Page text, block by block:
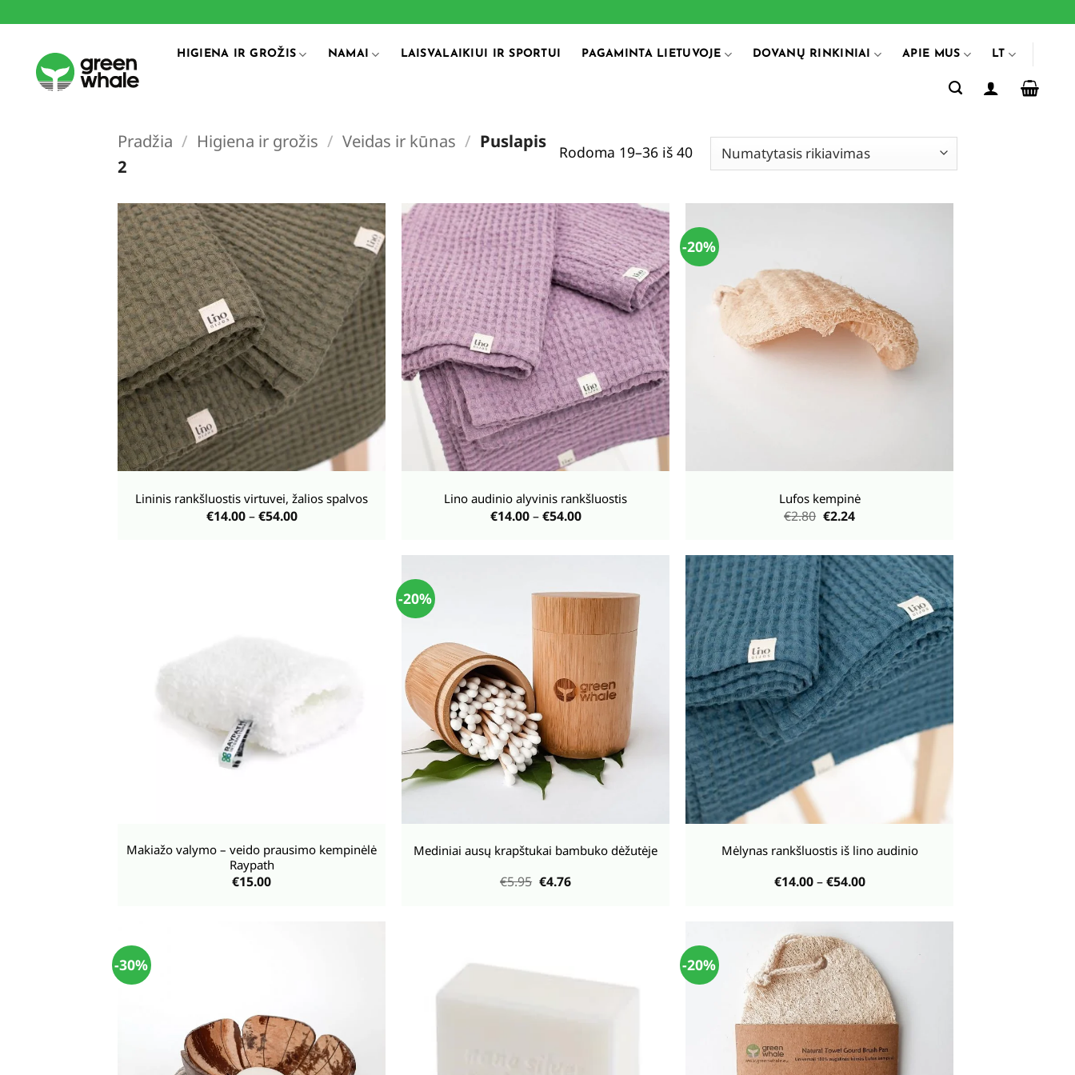
content
HIGIENA IR GROŽIS NAMAI LAISVALAIKIUI IR SPORTUI PAGAMINTA LIETUVOJE DOVANŲ RINKINIAI APIE MUS LT
Pradžia / Higiena ir grožis / Veidas ir kūnas / Puslapis
2
Rodoma 19–36 iš 40
+
Lininis rankšluostis virtuvei, žalios spalvos
€14.00 – €54.00Price
Lino audinio alyvinis rankšluostis
€14.00 – €54.00Price
through
-20%
Lufos kempinė
€2.80 Original
price
€2.80.
€2.24Current
price
€2.24.
Makiažo valymo – veido prausimo kempinėlė
Raypath
€15.00
-20%
Mediniai ausų krapštukai bambuko dėžutėje
€5.95 Original
price
€4.76Current
+
Mėlynas rankšluostis iš lino audinio
€14.00 – €54.00Price
-30% -20%